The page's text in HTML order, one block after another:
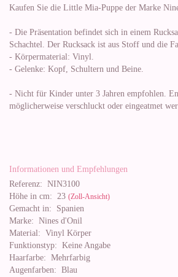
Kaufen Sie die Little Mia-Puppe der Marke
- Die Präsentation befindet sich in einem
Schachtel. Der Rucksack ist aus Stoff und die
- Körpermaterial: Vinyl.
- Gelenke: Kopf, Schultern und Beine.
- Nicht für Kinder unter 3 Jahren empfohlen.
möglicherweise verschluckt oder eingeatmet
Informationen und Empfehlungen
Referenz: NIN3100
Höhe in cm: 23 (Zoll-Ansicht)
Gemacht in: Spanien
Marke: Nines d'Onil
Material: Vinyl Körper
Funktionstyp: Keine Angabe
Haarfarbe: Mehrfarbig
Augenfarben: Blau